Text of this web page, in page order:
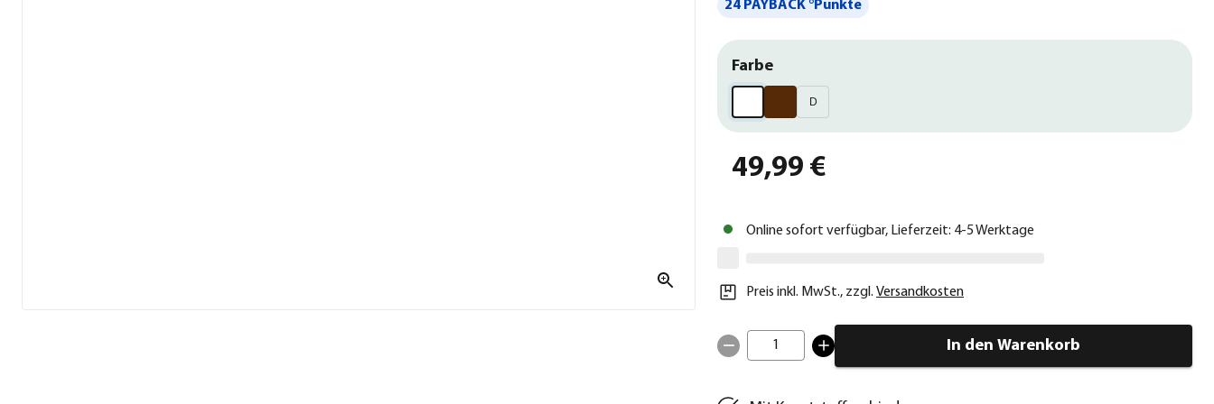
24 PAYBACK °Punkte
Farbe
D
49,99 €
Online sofort verfügbar, Lieferzeit: 4-5 Werktage
Preis inkl. MwSt., zzgl. Versandkosten
1 In den Warenkorb